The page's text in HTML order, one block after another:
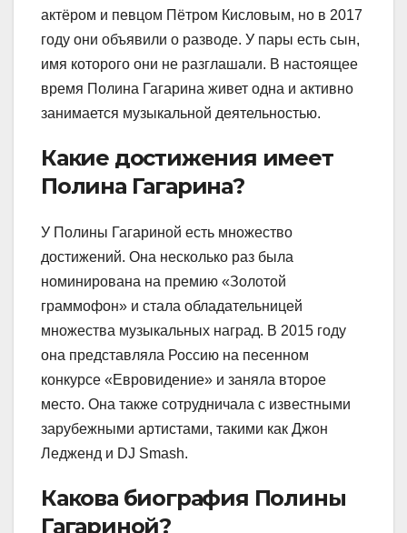
актёром и певцом Пётром Кисловым, но в 2017
году они объявили о разводе. У пары есть сын,
имя которого они не разглашали. В настоящее
время Полина Гагарина живет одна и активно
занимается музыкальной деятельностью.
Какие достижения имеет
Полина Гагарина?
У Полины Гагариной есть множество
достижений. Она несколько раз была
номинирована на премию «Золотой
граммофон» и стала обладательницей
множества музыкальных наград. В 2015 году
она представляла Россию на песенном
конкурсе «Евровидение» и заняла второе
место. Она также сотрудничала с известными
зарубежными артистами, такими как Джон
Ледженд и DJ Smash.
Какова биография Полины
Гагариной?